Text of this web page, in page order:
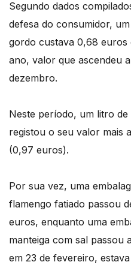
Segundo dados
defesa do consumidor,
gordo custava 0,68 euros
ano, valor que ascendeu
dezembro.
Neste período, um litro
registou o seu valor mais
(0,97 euros).
Por sua vez, uma
flamengo fatiado passou
euros, enquanto uma
manteiga com sal passou
em 23 de fevereiro,